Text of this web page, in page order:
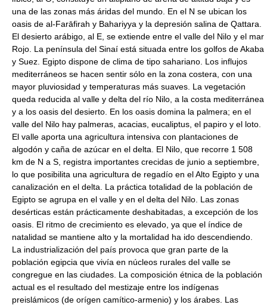
una de las zonas más áridas del mundo. En el N se ubican los
oasis de al-Farāfirah y Bahariyya y la depresión salina de Qattara.
El desierto arábigo, al E, se extiende entre el valle del Nilo y el mar
Rojo. La península del Sinaí está situada entre los golfos de Akaba
y Suez. Egipto dispone de clima de tipo sahariano. Los influjos
mediterráneos se hacen sentir sólo en la zona costera, con una
mayor pluviosidad y temperaturas más suaves. La vegetación
queda reducida al valle y delta del río Nilo, a la costa mediterránea
y a los oasis del desierto. En los oasis domina la palmera; en el
valle del Nilo hay palmeras, acacias, eucaliptus, el papiro y el loto.
El valle aporta una agricultura intensiva con plantaciones de
algodón y caña de azúcar en el delta. El Nilo, que recorre 1 508
km de N a S, registra importantes crecidas de junio a septiembre,
lo que posibilita una agricultura de regadío en el Alto Egipto y una
canalización en el delta. La práctica totalidad de la población de
Egipto se agrupa en el valle y en el delta del Nilo. Las zonas
desérticas están prácticamente deshabitadas, a excepción de los
oasis. El ritmo de crecimiento es elevado, ya que el índice de
natalidad se mantiene alto y la mortalidad ha ido descendiendo.
La industrialización del país provoca que gran parte de la
población egipcia que vivía en núcleos rurales del valle se
congregue en las ciudades. La composición étnica de la población
actual es el resultado del mestizaje entre los indígenas
preislámicos (de orígen camítico-armenio) y los árabes. Las